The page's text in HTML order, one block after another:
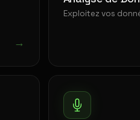
→
Exploitez vos